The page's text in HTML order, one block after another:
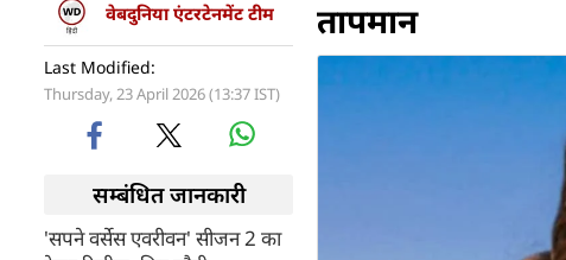
वेबदुनिया एंटरटेनमेंट टीम
Last Modified:
Thursday, 23 April 2026 (13:37 IST)
सम्बंधित जानकारी
'सपने वर्सेस एवरीवन' सीजन 2 का
तापमान